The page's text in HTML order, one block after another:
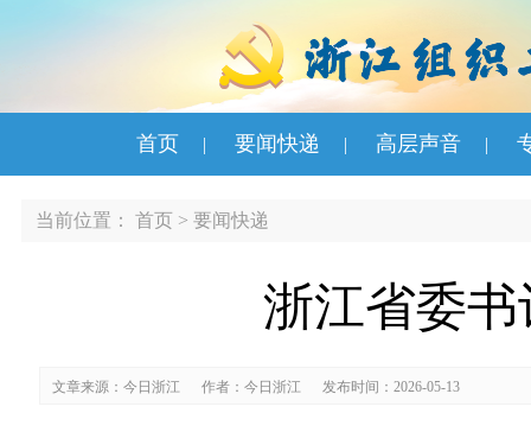
首页 | 要闻快递 | 高层声音 |
当前位置： 首页 > 要闻快递
浙江省委
文章来源：今日浙江 作者：今日浙江 发布时间：2026-05-13